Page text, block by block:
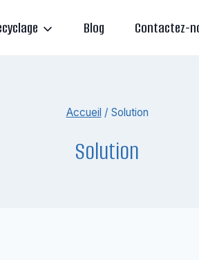
Blog Contactez-
Accueil / Solution
Solution